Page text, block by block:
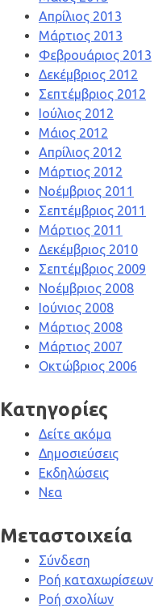
Απρίλιος 2013
Μάρτιος 2013
Φεβρουάριος 2013
Δεκέμβριος 2012
Σεπτέμβριος 2012
Ιούλιος 2012
Μάιος 2012
Απρίλιος 2012
Μάρτιος 2012
Νοέμβριος 2011
Σεπτέμβριος 2011
Μάρτιος 2011
Δεκέμβριος 2010
Σεπτέμβριος 2009
Νοέμβριος 2008
Ιούνιος 2008
Μάρτιος 2008
Μάρτιος 2007
Οκτώβριος 2006
Kατηγορίες
Δείτε ακόμα
Δημοσιεύσεις
Εκδηλώσεις
Νεα
Μεταστοιχεία
Σύνδεση
Ροή καταχωρίσεων
Ροή σχολίων